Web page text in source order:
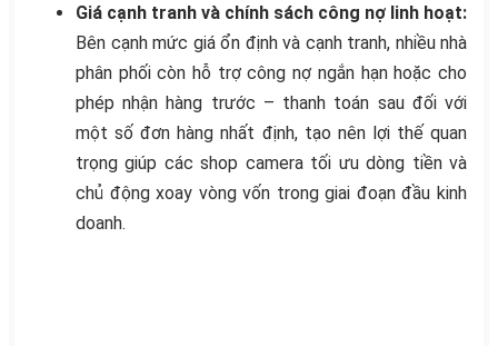
Giá cạnh tranh và chính sách công nợ linh hoạt:
Bên cạnh mức giá ổn định và cạnh tranh, nhiều nhà
phân phối còn hỗ trợ công nợ ngắn hạn hoặc cho
phép nhận hàng trước – thanh toán sau đối với
một số đơn hàng nhất định, tạo nên lợi thế quan
trọng giúp các shop camera tối ưu dòng tiền và
chủ động xoay vòng vốn trong giai đoạn đầu kinh
doanh.